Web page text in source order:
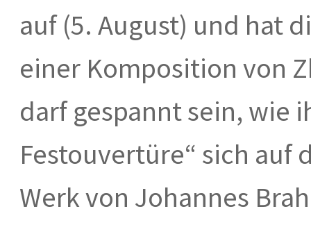
auf (5. August) und hat
einer Komposition von
darf gespannt sein, wie
Festouvertüre“ sich auf
Werk von Johannes